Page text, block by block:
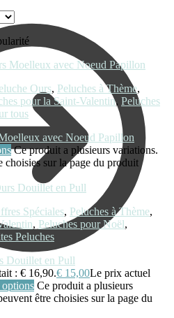
Ours, Peluches à Thème,
pour la Saint-Valentin, Peluches
tous
avec Noeud Papillon
Ce produit a plusieurs variations.
choisies sur la page du produit
Spéciales, Peluches à Thème,
, Peluches pour Noël,
Peluches
Douillet en Pull
: € 16,90.€ 15,00Le prix actuel
Ce produit a plusieurs
être choisies sur la page du